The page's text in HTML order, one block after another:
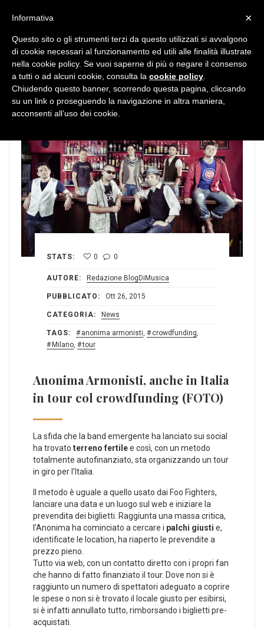
STATS: 0 0
AUTORE: Redazione BlogDiMusica
PUBBLICATO: Ott 26, 2015
CATEGORIA: News
TAGS: anonima armonisti, crowdfunding,
Milano, tour
Anonima Armonisti, anche in Italia
in tour col crowdfunding (FOTO)
La sfida che la band emergente ha lanciato sui social
ha trovato terreno fertilee così, con un metodo
totalmente autofinanziato, sta organizzando un tour
in giro per l’Italia.
Il metodo è uguale a quello usato dai Foo Fighters,
lanciare una data e un luogo sul web e iniziare la
prevendita dei biglietti. Raggiunta una massa critica,
l’Anonima ha cominciato a cercare i palchi giusti e,
identificate le location, ha riaperto le prevendite a
prezzo pieno.
Tutto via web, con un contatto diretto con i propri fan
che hanno di fatto finanziato il tour. Dove non si è
raggiunto un numero di spettatori adeguato a coprire
le spese o non si è trovato il locale giusto per esibirsi,
si è infatti annullato tutto, rimborsando i biglietti pre-
acquistati.
×
Informativa
Questo sito o gli strumenti terzi da questo utilizzati si avvalgono
di cookie necessari al funzionamento ed utili alle finalità illustrate
nella cookie policy. Se vuoi saperne di più o negare il consenso
a tutti o ad alcuni cookie, consulta la cookie policy
Chiudendo questo banner, scorrendo questa pagina, cliccando
su un link o proseguendo la navigazione in altra maniera,
acconsenti all’uso dei cookie.